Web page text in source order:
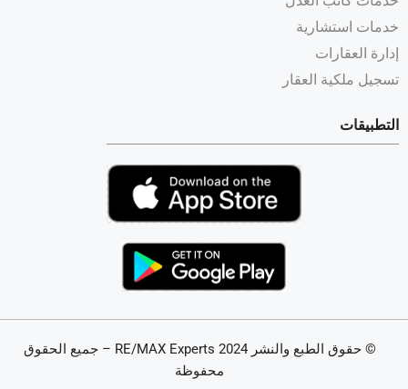
خدمات استشارية
إدارة العقارات
تسجيل ملكية العقار
التطبيقات
© حقوق الطبع والنشر 2024 RE/MAX Experts – جميع الحقوق
محفوظة